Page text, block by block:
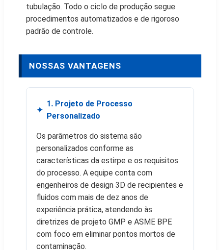
tubulação. Todo o ciclo de produção segue
procedimentos automatizados e de rigoroso
padrão de controle.
NOSSAS VANTAGENS
1. Projeto de Processo
Personalizado
Os parâmetros do sistema são
personalizados conforme as
características da estirpe e os requisitos
do processo. A equipe conta com
engenheiros de design 3D de recipientes e
fluidos com mais de dez anos de
experiência prática, atendendo às
diretrizes de projeto GMP e ASME BPE
com foco em eliminar pontos mortos de
contaminação.